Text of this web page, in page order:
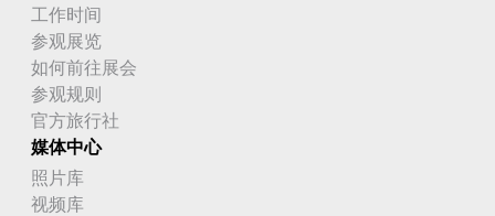
工作时间
参观展览
如何前往展会
参观规则
官方旅行社
媒体中心
照片库
视频库